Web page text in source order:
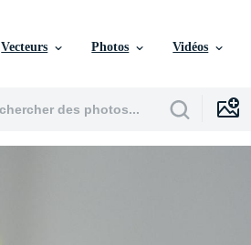
Vecteurs Photos Vidéos